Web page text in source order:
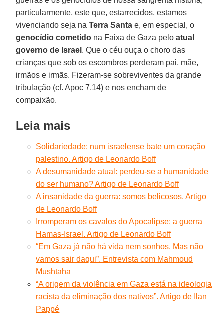
particularmente, este que, estarrecidos, estamos
vivenciando seja naTerra Santa e, em especial, o
genocídio cometido na Faixa de Gaza peloatual
governo de Israel . Que o céu ouça o choro das
crianças que sob os escombros perderam pai, mãe,
irmãos e irmãs. Fizeram-se sobreviventes da grande
tribulação (cf. Apoc 7,14) e nos encham de
compaixão.
Leia mais
Solidariedade: num israelense bate um coração
palestino. Artigo de Leonardo Boff
A desumanidade atual: perdeu-se a humanidade
do ser humano? Artigo de Leonardo Boff
A insanidade da guerra: somos belicosos. Artigo
de Leonardo Boff
Irromperam os cavalos do Apocalipse: a guerra
Hamas-Israel. Artigo de Leonardo Boff
“Em Gaza já não há vida nem sonhos. Mas não
vamos sair daqui”. Entrevista com Mahmoud
Mushtaha
“A origem da violência em Gaza está na ideologia
racista da eliminação dos nativos”. Artigo de Ilan
Pappé